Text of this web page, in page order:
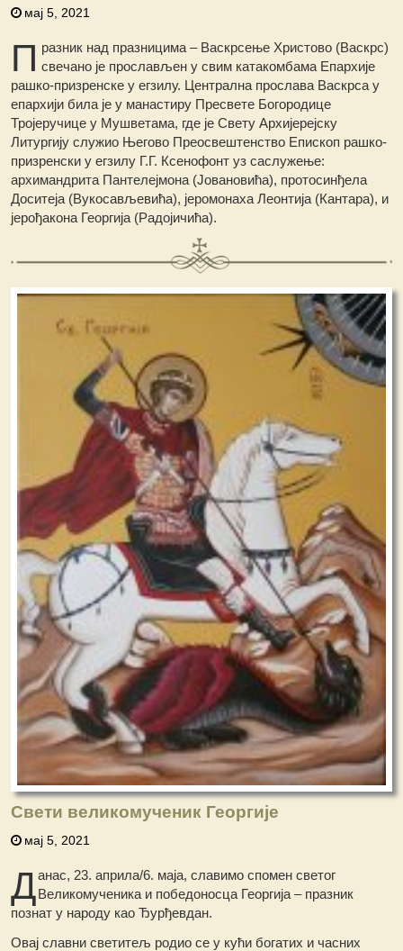
мај 5, 2021
П разник над празницима – Васкрсење Христово (Васкрс)
свечано је прослављен у свим катакомбама Епархије
рашко-призренске у егзилу. Централна прослава Васкрса у
eпархији била је у манастиру Пресвете Богородице
Тројеручице у Мушветама, где је Свету Архијерејску
Литургију служио Његово Преосвештенство Епископ рашко-
призренски у егзилу Г.Г. Ксенофонт уз саслужење:
архимандрита Пантелејмона (Јовановића), протосинђела
Доситеја (Вукосављевића), јеромонаха Леонтија (Кантара), и
јерођакона Георгија (Радојичића).
Свети великомученик Георгије
мај 5, 2021
Данас, 23. априла/6. маја, славимо спомен светог
Великомученика и победоносца Георгија – празник
познат у народу као Ђурђевдан.
Овај славни светитељ родио се у кући богатих и часних